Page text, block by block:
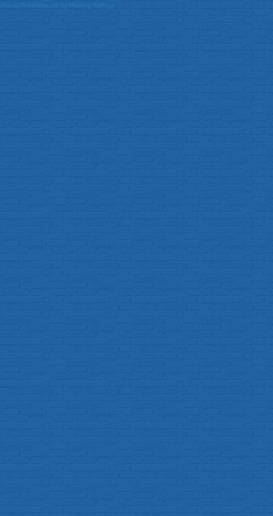
JoomlaTemplates.me Hosting Ratings